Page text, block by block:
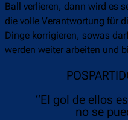
Ball verlieren, dann wird es
die volle Verantwortung für
Dinge korrigieren, sowas
werden weiter arbeiten und
“El gol de ellos
no se